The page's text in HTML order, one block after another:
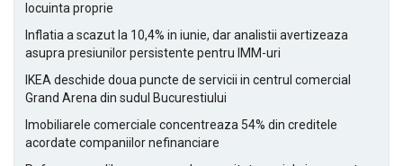
locuinta proprie
Inflatia a scazut la 10,4% in iunie, dar analistii avertizeaza
asupra presiunilor persistente pentru IMM-uri
IKEA deschide doua puncte de servicii in centrul comercial
Grand Arena din sudul Bucurestiului
Imobiliarele comerciale concentreaza 54% din creditele
acordate companiilor nefinanciare